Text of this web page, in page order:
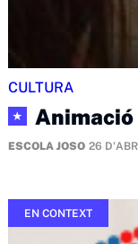
CULTURA
★
ESCOLA JOSO 26
EN CONTEXT